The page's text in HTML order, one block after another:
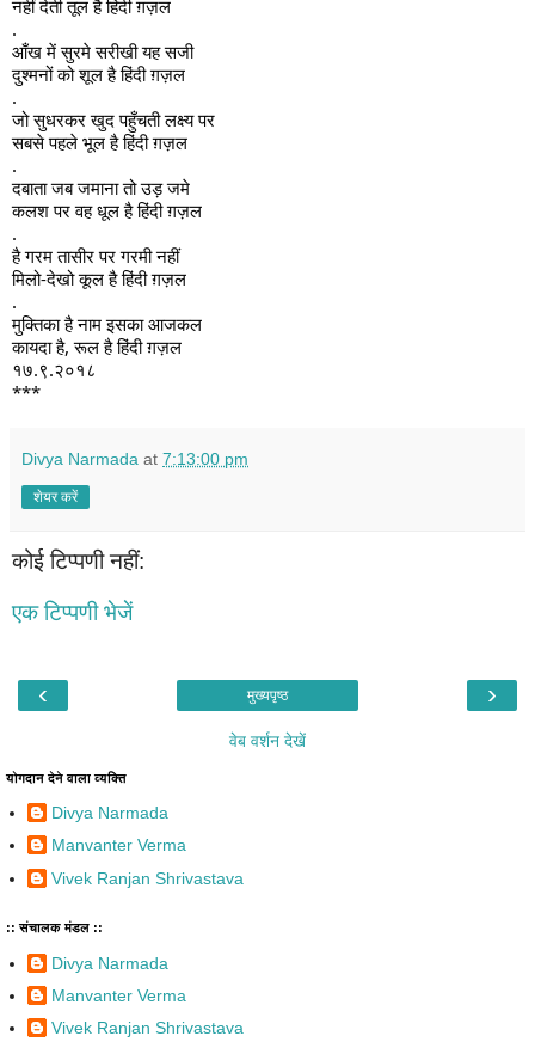
नहीं देती तूल है हिंदी ग़ज़ल
.
आँख में सुरमे सरीखी यह सजी
दुश्मनों को शूल है हिंदी ग़ज़ल
.
जो सुधरकर खुद पहुँचती लक्ष्य पर
सबसे पहले भूल है हिंदी ग़ज़ल
.
दबाता जब जमाना तो उड़ जमे
कलश पर वह धूल है हिंदी ग़ज़ल
.
है गरम तासीर पर गरमी नहीं
मिलो-देखो कूल है हिंदी ग़ज़ल
.
मुक्तिका है नाम इसका आजकल
कायदा है, रूल है हिंदी ग़ज़ल
१७.९.२०१८
***
Divya Narmada at 7:13:00 pm
शेयर करें
कोई टिप्पणी नहीं:
एक टिप्पणी भेजें
‹ ›
मुख्यपृष्ठ
वेब वर्शन देखें
योगदान देने वाला व्यक्ति
Divya Narmada
Manvanter Verma
Vivek Ranjan Shrivastava
:: संचालक मंडल ::
Divya Narmada
Manvanter Verma
Vivek Ranjan Shrivastava